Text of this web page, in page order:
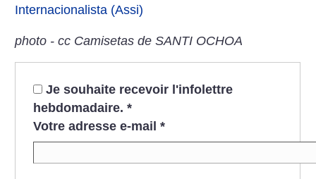
Internacionalista (Assi)
photo - cc Camisetas de SANTI OCHOA
Je souhaite recevoir l'infolettre
hebdomadaire. *
Votre adresse e-mail *